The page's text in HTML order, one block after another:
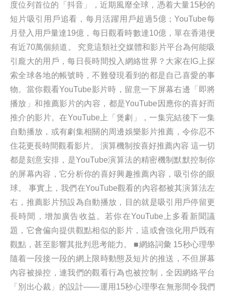
度位列首位的「抖音」，近期風靡全球，憑着大量15秒的
短片吸引用戶追看，每月活躍用戶超過5億；YouTube每
月登入用戶量達19億，每日觀看時數達10億，單在香港便
有近70萬個頻道。 究竟這類社交媒體和影片平台為何能吸
引龐大的用戶，每日長時間投入網絡世界？大家在IG上探
索全球各地的帳號時，不難發現看到的都是自己喜愛的事
物。當你觀看YouTube影片時，留意一下屏幕右邊「即將
播放」和推薦影片的內容，都是YouTube因應你的喜好而
推介的影片。在YouTube上「煲劇」，一集完結後下一集
自動播放，或有劇集相關的周邊娛樂影片推薦，令你忍不
住花更長時間觀看影片。 演算機制按喜好推薦內容 這一切
都是刻意安排，是YouTube演算法的精密機制默默控制你
的屏幕內容，它分析你的喜好興趣推薦內容，吸引你的眼
球。 事實上，我們在YouTube觀看的內容都被其演算法左
右，推薦影片預設為自動播放，目的就是吸引用戶停留更
長時間，增加廣告收益。若你在YouTube上多看新聞議
題，它會偏向提供觀點相似的影片，這或會強化用戶既有
觀點，甚至影響其批判思考能力。 ■網絡詞彙 15秒心理學
隨着一段接一段的網上限時動態及短片的推送，不但屏幕
內容被操控，連我們的觀看行為也被控制，全因網絡平台
「別出心裁」的設計——運用15秒心理學在無形間令我們